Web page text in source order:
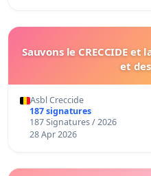
Sauvons le CRECCIDE
et
Asbl Creccide
187 signatures
187 Signatures / 2026
28 Apr 2026